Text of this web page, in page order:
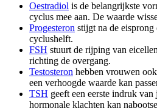
Oestradiol is de belangrijkste
cyclus mee aan. De waarde
Progesteron stijgt na de eisprong
cyclushelft.
FSH stuurt de rijping van
richting de overgang.
Testosteron hebben vrouwen
een verhoogde waarde kan
TSH geeft een eerste indruk
hormonale klachten kan